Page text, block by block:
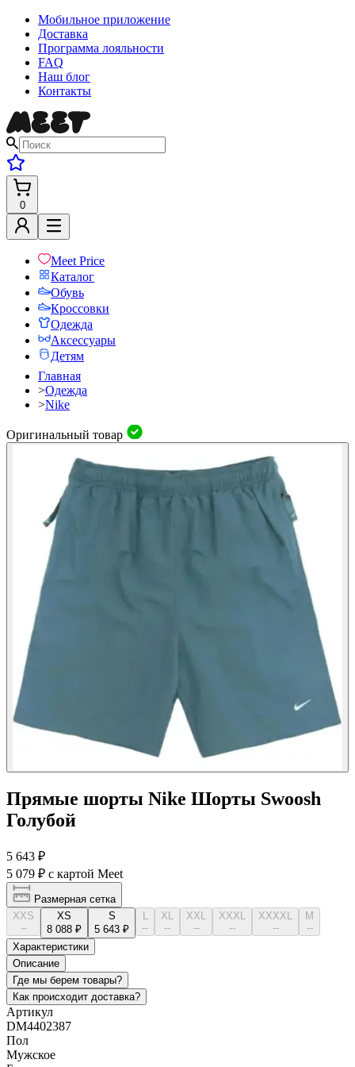
Мобильное приложение
Доставка
Программа лояльности
FAQ
Наш блог
Контакты
0
Meet Price
Каталог
Обувь
Кроссовки
Одежда
Аксессуары
Детям
Главная
>Одежда
>Nike
Оригинальный товар
Прямые шорты Nike Шорты Swoosh
Голубой
5 643 ₽
5 079 ₽ с картой Meet
Размерная сетка
XXS
--
XS
8 088 ₽
S
5 643 ₽
--
XL
--
XXL
--
XXXL
--
XXXXL
--
М
--
Характеристики
Описание
Где мы берем товары?
Как происходит доставка?
Артикул
DM4402387
Пол
Мужское